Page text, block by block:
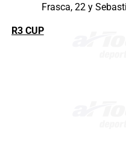
Frasca, 22 y
R3 CUP